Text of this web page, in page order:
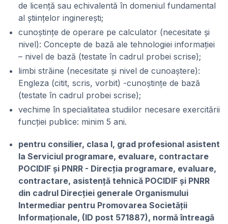
de licență sau echivalentă în domeniul fundamental
al științelor inginerești;
cunoștințe de operare pe calculator (necesitate și
nivel): Concepte de bază ale tehnologiei informației
– nivel de bază (testate în cadrul probei scrise);
limbi străine (necesitate și nivel de cunoaștere):
Engleza (citit, scris, vorbit) -cunoștințe de bază
(testate în cadrul probei scrise);
vechime în specialitatea studiilor necesare exercitării
funcției publice: minim 5 ani.
pentru consilier, clasa I, grad profesional asistent
la Serviciul programare, evaluare, contractare
POCIDIF și PNRR - Direcția programare, evaluare,
contractare, asistență tehnică POCIDIF și PNRR
din cadrul Direcției generale Organismului
Intermediar pentru Promovarea Societății
Informaționale, (ID post 571887), normă întreagă